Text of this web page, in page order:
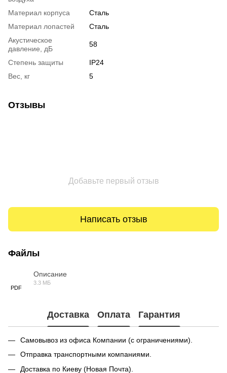
Материал корпуса
Сталь
Материал лопастей
Сталь
Акустическое
давление, дБ
58
Степень защиты
IP24
Вес, кг
5
Отзывы
Добавьте первый отзыв
Написать отзыв
Файлы
PDF
Описание
3.3 МБ
Доставка Оплата Гарантия
Самовывоз из офиса Компании (с ограничениями).
Отправка транспортными компаниями.
Доставка по Киеву (Новая Почта).